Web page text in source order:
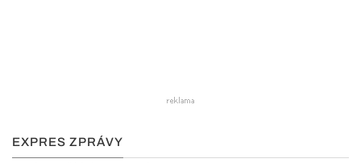
EXPRES ZPRÁVY